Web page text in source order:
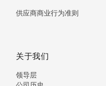
供应商商业行为准则
关于我们
领导层